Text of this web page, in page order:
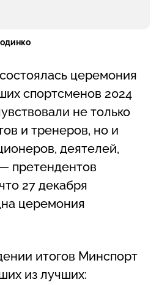
церемония
спортсменов 2024
не только
и тренеров, но и
деятелей,
претендентов
27 декабря
церемония
итогов Минспорт
из лучших: